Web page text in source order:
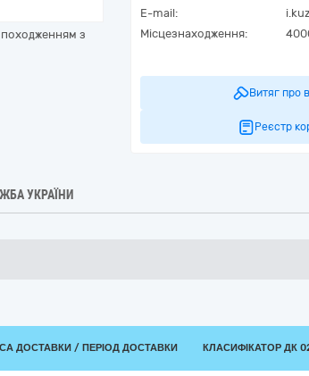
з
E-mail:
Місцезнаходження:
Витяг про
Реєстр
УКРАЇНИ
ДОСТАВКИ / ПЕРІОД ДОСТАВКИ КЛАСИФІКАТОР ДК